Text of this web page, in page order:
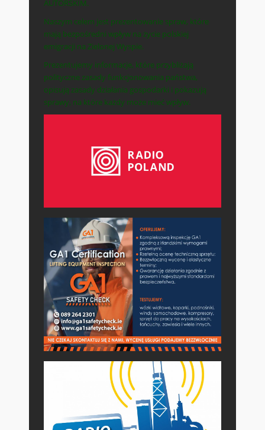
AUTORSKIM.
Naszym celem jest prezentowanie spraw, które
mają bezpośredni wpływ na życie polskiej
emigracji na Zielonej Wyspie.
Prezentujemy informacje, które przybliżają
polityczne zasady funkcjonowania państwa,
opisują zasady działania gospodarki i pokazują
sprawy, na które każdy może mieć wpływ.